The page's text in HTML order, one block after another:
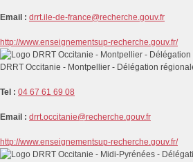
Email : drrt.ile-de-france@recherche.gouv.fr
http://www.enseignementsup-recherche.gouv.fr/
DRRT Occitanie - Montpellier - Délégation
Tel : 04 67 61 69 08
Email : drrt.occitanie@recherche.gouv.fr
http://www.enseignementsup-recherche.gouv.fr/